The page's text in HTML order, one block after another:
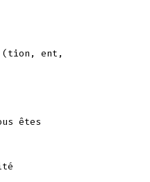
(tion, ent,
êtes